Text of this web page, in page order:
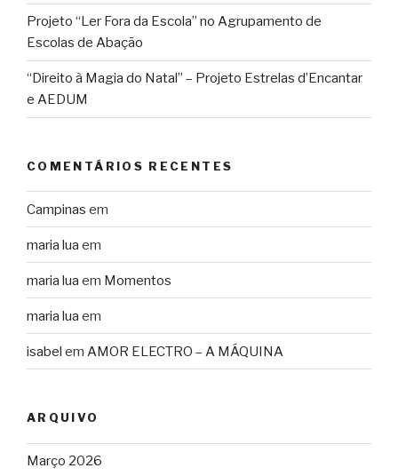
Projeto “Ler Fora da Escola” no Agrupamento de
Escolas de Abação
“Direito à Magia do Natal” – Projeto Estrelas d’Encantar
e AEDUM
COMENTÁRIOS RECENTES
Campinas em
maria lua em
maria lua em Momentos
maria lua em
isabel em AMOR ELECTRO – A MÁQUINA
ARQUIVO
Março 2026